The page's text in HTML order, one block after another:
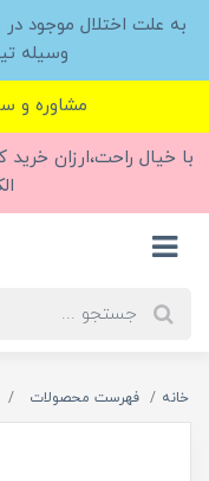
به علت اختلال موجود
وسیله
مشاوره و سفارش
با خیال راحت،ارزان
خانه فهرست محصولات